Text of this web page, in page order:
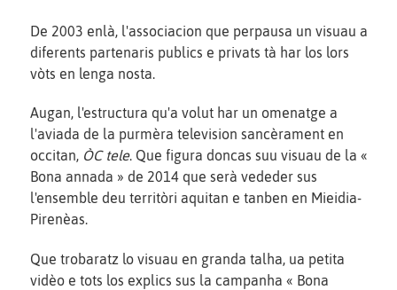
De 2003 enlà, l'associacion que perpausa un visuau a
diferents partenaris publics e privats tà har los lors
vòts en lenga nosta.
Augan, l'estructura qu'a volut har un omenatge a
l'aviada de la purmèra television sancèrament en
occitan, ÒC tele. Que figura doncas suu visuau de la «
Bona annada » de 2014 que serà vededer sus
l'ensemble deu territòri aquitan e tanben en Mieidia-
Pirenèas.
Que trobaratz lo visuau en granda talha, ua petita
vidèo e tots los explics sus la campanha « Bona